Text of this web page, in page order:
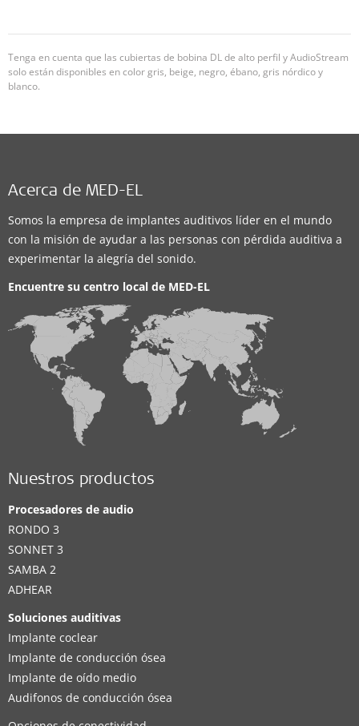
Tenga en cuenta que las cubiertas de bobina DL de alto perfil y AudioStream
solo están disponibles en color gris, beige, negro, ébano, gris nórdico y
blanco.
Acerca de MED-EL
Somos la empresa de implantes auditivos líder en el mundo
con la misión de ayudar a las personas con pérdida auditiva a
experimentar la alegría del sonido.
Encuentre su centro local de MED-EL
Nuestros productos
Procesadores de audio
RONDO 3
SONNET 3
SAMBA 2
ADHEAR
Soluciones auditivas
Implante coclear
Implante de conducción ósea
Implante de oído medio
Audifonos de conducción ósea